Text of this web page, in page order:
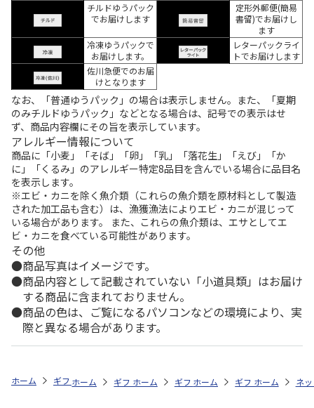
チルドゆうパック
でお届けします
定形外郵便(簡易
書留)でお届けし
ます
冷凍ゆうパックで
お届けします。
レターパックライ
トでお届けします
佐川急便でのお届
けとなります
なお、「普通ゆうパック」の場合は表示しません。また、「夏期
のみチルドゆうパック」などとなる場合は、記号での表示はせ
ず、商品内容欄にその旨を表示しています。
アレルギー情報について
商品に「小麦」「そば」「卵」「乳」「落花生」「えび」「か
に」「くるみ」のアレルギー特定8品目を含んでいる場合に品目名
を表示します。
※エビ・カニを除く魚介類（これらの魚介類を原材料として製造
された加工品も含む）は、漁獲漁法によりエビ・カニが混じって
いる場合があります。 また、これらの魚介類は、エサとしてエ
ビ・カニを食べている可能性があります。
その他
商品写真はイメージです。
商品内容として記載されていない「小道具類」はお届け
する商品に含まれておりません。
商品の色は、ご覧になるパソコンなどの環境により、実
際と異なる場合があります。
ホーム ギフトストア お中元・夏ギフト特集 2026 お菓子・スイーツ
ホーム ギフトストア お中元・夏ギフト特集 2026
ホーム ギフトストア お中元・夏ギフト
ホーム ギフトストア お
ホーム ネ